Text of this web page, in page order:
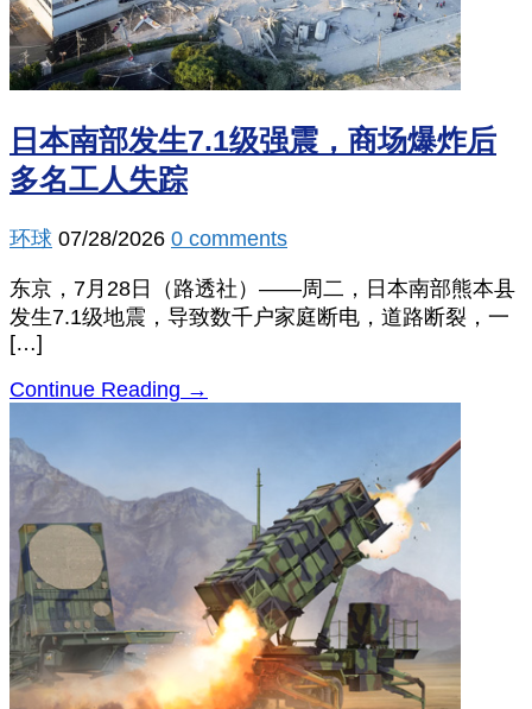
日本南部发生7.1级强震，商场爆炸后
多名工人失踪
环球 07/28/2026 0 comments
东京，7月28日（路透社）——周二，日本南部熊本县
发生7.1级地震，导致数千户家庭断电，道路断裂，一
[…]
Continue Reading →